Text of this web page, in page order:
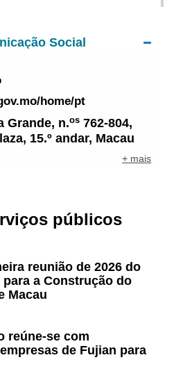
desenvolvimento
Social
home/pt
Grande, n.os 762-804,
15.º andar, Macau
+ mais
públicos
reunião de 2026 do
a Construção do
Macau
reúne-se com
de Fujian para